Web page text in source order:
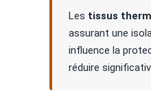
Les tissus
assurant une
influence la
réduire